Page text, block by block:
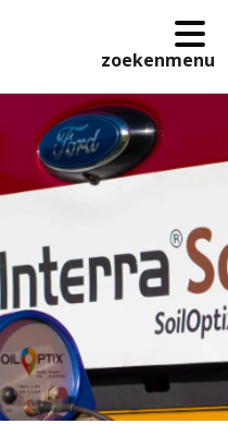
zoekenmenu